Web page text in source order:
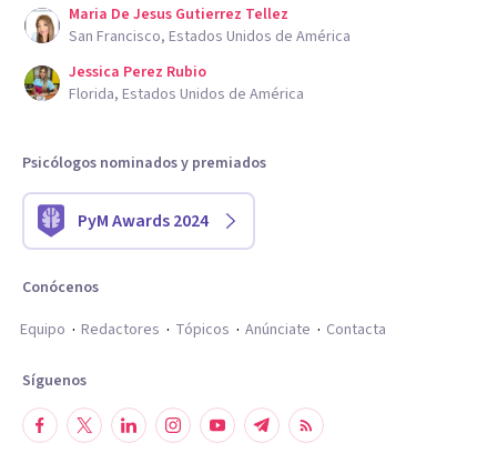
Maria De Jesus Gutierrez Tellez
San Francisco, Estados Unidos de América
Jessica Perez Rubio
Florida, Estados Unidos de América
Psicólogos nominados y premiados
PyM Awards 2024
Conócenos
Equipo
Redactores Tópicos Anúnciate Contacta
Síguenos